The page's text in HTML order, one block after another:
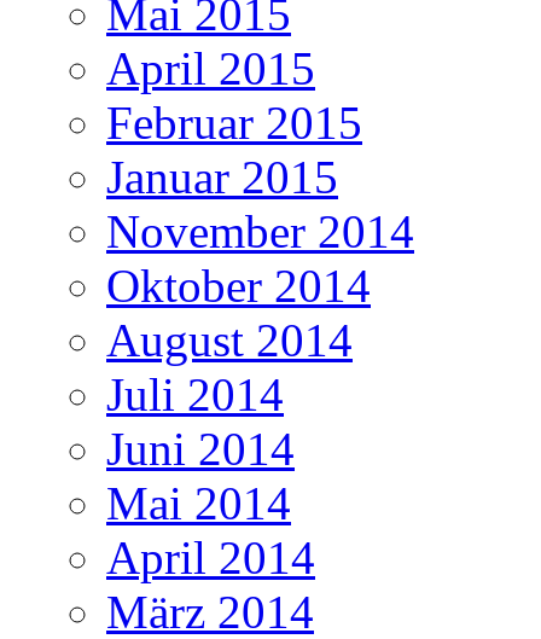
Mai 2015
April 2015
Februar 2015
Januar 2015
November 2014
Oktober 2014
August 2014
Juli 2014
Juni 2014
Mai 2014
April 2014
März 2014